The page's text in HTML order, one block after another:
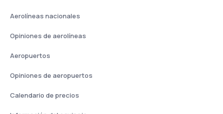
Aerolíneas nacionales
Opiniones de aerolíneas
Aeropuertos
Opiniones de aeropuertos
Calendario de precios